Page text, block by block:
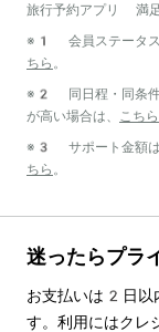
旅行予約アプリ 満
※1 会員ステータス
ちら 。
※2 同日程・同条件
が高い場合は、
こちら
※3 サポート金額は
ちら 。
迷ったらプラ
お支払いは 2 日以
す。利用にはクレ